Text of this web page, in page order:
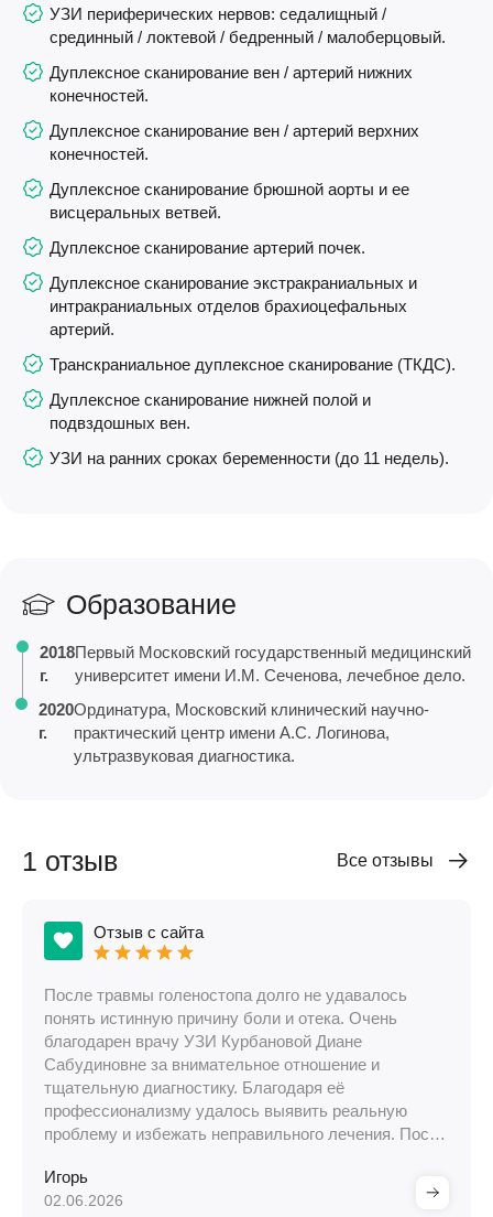
УЗИ периферических нервов: седалищный /
срединный / локтевой / бедренный / малоберцовый.
Дуплексное сканирование вен / артерий нижних
конечностей.
Дуплексное сканирование вен / артерий верхних
конечностей.
Дуплексное сканирование брюшной аорты и ее
висцеральных ветвей.
Дуплексное сканирование артерий почек.
Дуплексное сканирование экстракраниальных и
интракраниальных отделов брахиоцефальных
артерий.
Транскраниальное дуплексное сканирование (ТКДС).
Дуплексное сканирование нижней полой и
подвздошных вен.
УЗИ на ранних сроках беременности (до 11 недель).
Образование
2018
г.
Первый Московский государственный медицинский
университет имени И.М. Сеченова, лечебное дело.
2020
г.
Ординатура, Московский клинический научно-
практический центр имени А.С. Логинова,
ультразвуковая диагностика.
1 отзыв Все отзывы
Отзыв с сайта
После травмы голеностопа долго не удавалось
понять истинную причину боли и отека. Очень
благодарен врачу УЗИ Курбановой Диане
Сабудиновне за внимательное отношение и
тщательную диагностику. Благодаря её
профессионализму удалось выявить реальную
проблему и избежать неправильного лечения. После
Игорь
02.06.2026